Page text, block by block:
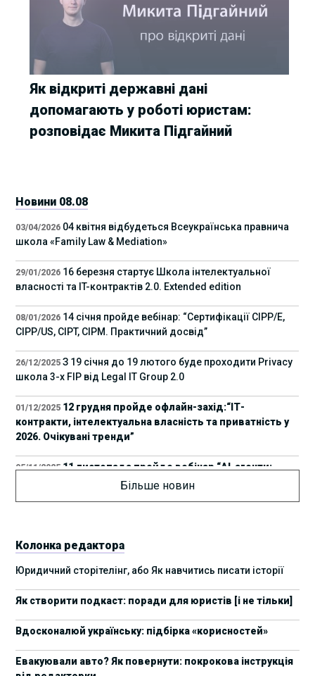
Як відкриті державні дані
допомагають у роботі юристам:
розповідає Микита Підгайний
Новини 08.08
03/04/2026 04 квітня відбудеться Всеукраїнська правнича
школа «Family Law & Mediation»
29/01/2026 16 березня стартує Школа інтелектуальної
власності та IT-контрактів 2.0. Extended edition
08/01/2026 14 січня пройде вебінар: “Сертифікації СІРР/Е,
CIPP/US, CIPT, CIPM. Практичний досвід”
26/12/2025 З 19 січня до 19 лютого буде проходити Privacy
школа 3-х FIP від Legal IT Group 2.0
01/12/2025 12 грудня пройде офлайн-захід:“ІТ-
контракти, інтелектуальна власність та приватність у
2026. Очікувані тренди”
05/11/2025 11 листопада пройде вебінар “AI-агенти:
прайвесі, IP та комплаєнс ризики”
17 листопада стартує Школа юридичної
підтримки ШІ-проєктів від Legal IT Group
19/09/2025 4 жовтня пройде щорічний забіг до Дня
18/09/2025
Більше новин
Колонка редактора
Юридичний сторітелінг, або Як навчитись писати історії
Як створити подкаст: поради для юристів [і не тільки]
Вдосконалюй українську: підбірка «корисностей»
Евакуювали авто? Як повернути: покрокова інструкція